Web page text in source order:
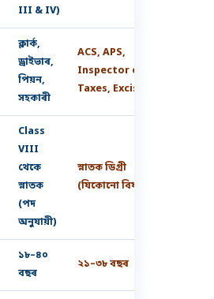
III & IV)
ক্লাৰ্ক,
ড্ৰাইভাৰ,
পিয়ন,
সহকাৰী
ACS, APS,
Inspector of
Taxes, Excise
Class
VIII
থেকে
স্নাতক
(পদ
অনুযায়ী)
স্নাতক ডিগ্ৰী
(যিকোনো বিষয়)
১৮–৪০
বছৰ
২১–৩৮ বছৰ